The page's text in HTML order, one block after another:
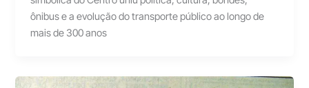
ônibus e a evolução do transporte público ao longo de
mais de 300 anos